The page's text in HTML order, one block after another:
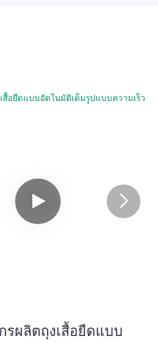
รผลิตถุงเสื้อยืดแบบ